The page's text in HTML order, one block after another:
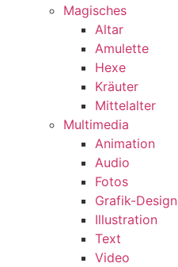
Magisches
Altar
Amulette
Hexe
Kräuter
Mittelalter
Multimedia
Animation
Audio
Fotos
Grafik-Design
Illustration
Text
Video